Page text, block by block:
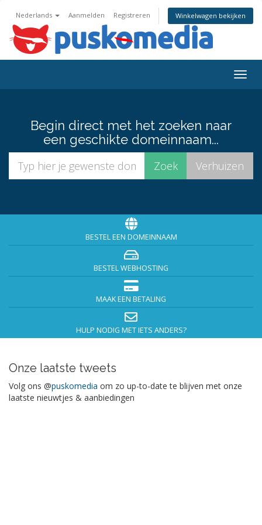
Nederlands Aanmelden Registreren Winkelwagen bekijken
Begin direct met het zoeken naar
een geschikte domeinnaam...
BESTEL EEN DOMEINNAAM
BESTEL WEBHOSTING
MAAK EEN BETALING
HULP NODIG MET IETS ANDERS?
Onze laatste tweets
Volg ons @puskomedia om zo up-to-date te blijven met onze
laatste nieuwtjes & aanbiedingen